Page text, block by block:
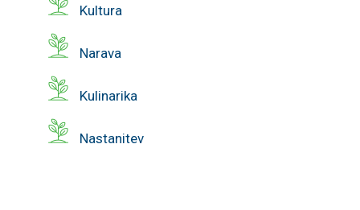
Kultura
Narava
Kulinarika
Nastanitev